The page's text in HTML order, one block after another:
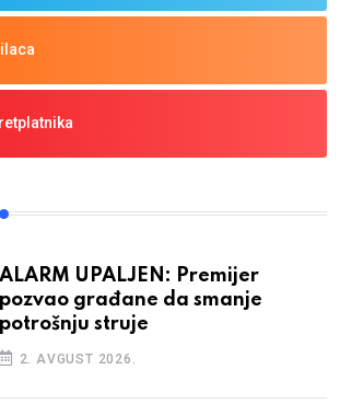
ALARM UPALJEN: Premijer
pozvao građane da smanje
potrošnju struje
2. AVGUST 2026.